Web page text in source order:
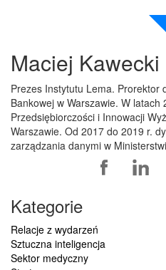
Maciej Kawecki
Prezes Instytutu Lema. Prorektor
Bankowej w Warszawie. W latach
Przedsiębiorczości i Innowacji
Warszawie. Od 2017 do 2019 r.
zarządzania danymi w
Kategorie
Relacje z wydarzeń
Sztuczna inteligencja
Sektor medyczny